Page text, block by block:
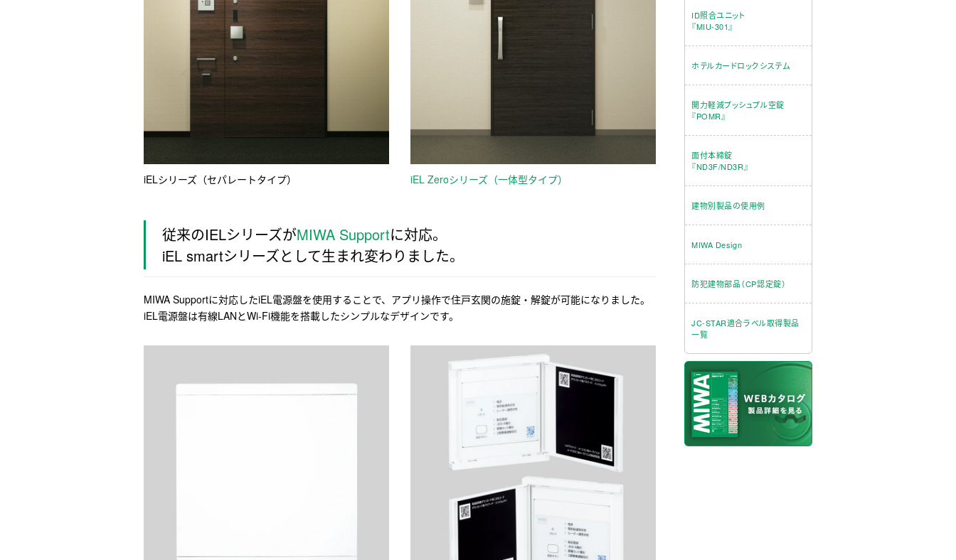
iELシリーズ（セパレートタイプ） iEL Zeroシリーズ（一体型タイプ）
従来のIELシリーズがMIWA Supportに対応。
iEL smartシリーズとして生まれ変わりました。
MIWA Supportに対応したiEL電源盤を使用することで、アプリ操作で住戸玄関の施錠・解錠が可能になりました。
iEL電源盤は有線LANとWi-Fi機能を搭載したシンプルなデザインです。
ID照合ユニット
『MIU-301』
ホテルカードロックシステム
開力軽減プッシュプル空錠
『POMR』
面付本締錠
『ND3F/ND3R』
建物別製品の使用例
MIWA Design
防犯建物部品（CP認定錠）
JC-STAR適合ラベル取得製品
一覧